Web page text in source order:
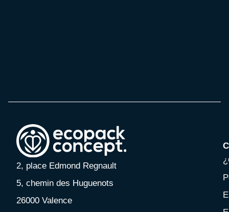
2, place Edmond Regnault
5, chemin des Huguenots
26000 Valence